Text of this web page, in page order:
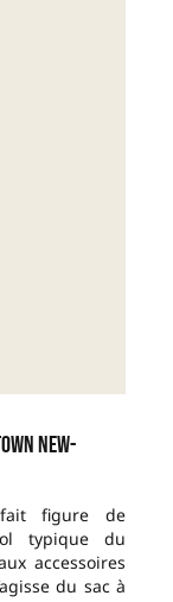
new-
fait figure de
typique du
accessoires
du sac à